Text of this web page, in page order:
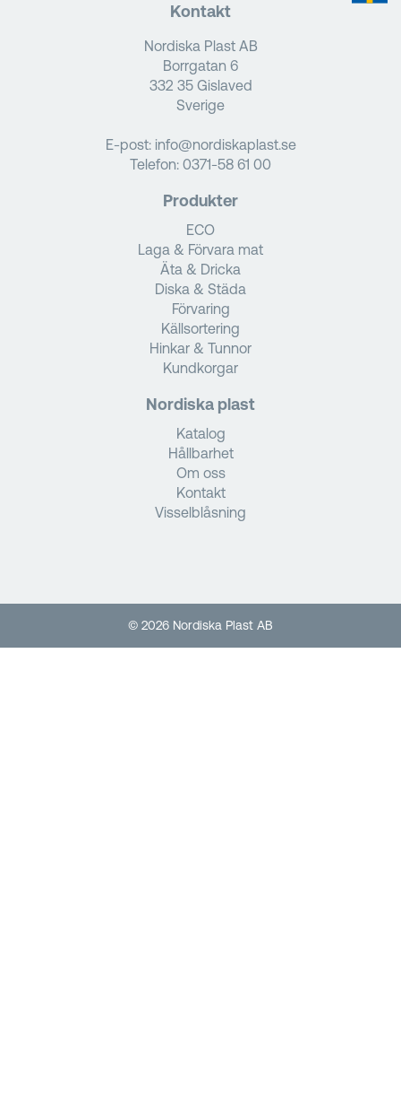
Kontakt
Nordiska Plast AB
Borrgatan 6
332 35 Gislaved
Sverige
E-post: info@nordiskaplast.se
Telefon: 0371-58 61 00
Produkter
ECO
Laga & Förvara mat
Äta & Dricka
Diska & Städa
Förvaring
Källsortering
Hinkar & Tunnor
Kundkorgar
Nordiska plast
Katalog
Hållbarhet
Om oss
Kontakt
Visselblåsning
© 2026 Nordiska Plast AB